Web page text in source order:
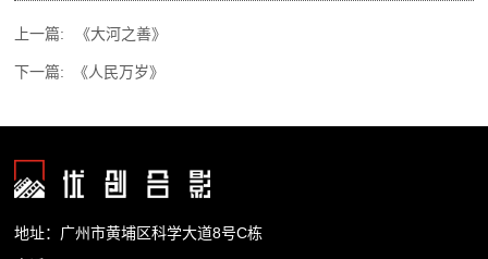
上一篇: 《大河之善》
下一篇: 《人民万岁》
地址：广州市黄埔区科学大道8号C栋